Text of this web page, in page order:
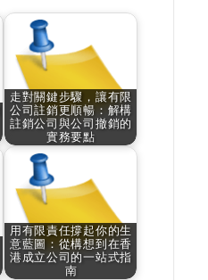
走對關鍵步驟，讓有限
公司註銷更順暢：解構
註銷公司與公司撤銷的
實務要點
用有限責任撐起你的生
意藍圖：從構想到在香
港成立公司的一站式指
南